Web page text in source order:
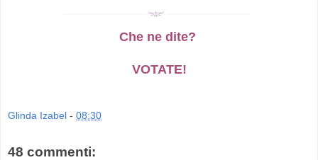
Che ne dite?
VOTATE!
Glinda Izabel - 08:30
48 commenti: